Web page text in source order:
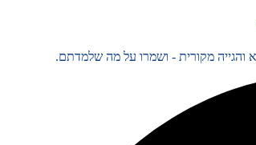
והגייה מקורית - ושמרו על מה שלמדתם.